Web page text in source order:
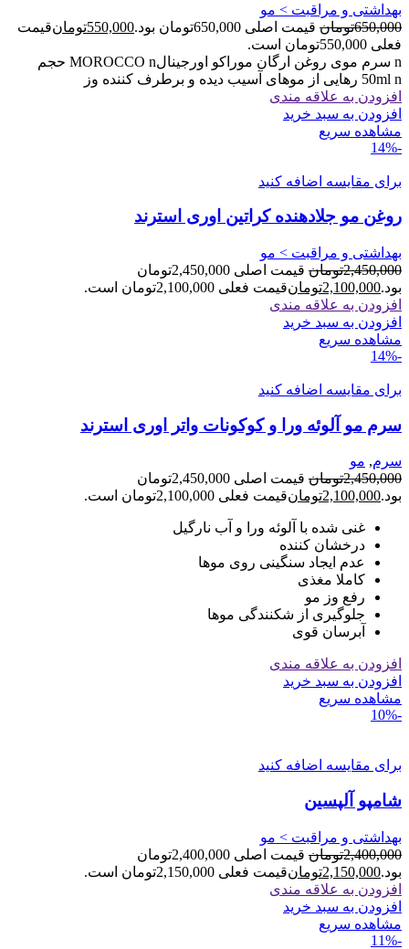
بهداشتی و مراقبت > مو
650,000تومان قیمت اصلی 650,000تومان بود. 550,000تومانقیمت
فعلی 550,000تومان است.
n سرم موی روغن ارگان موراکو اورجینالMOROCCO n حجم
50ml n رهایی از موهای آسیب دیده و برطرف کننده وز
افزودن به علاقه مندی
افزودن به سبد خرید
مشاهده سریع
-14%
برای مقایسه اضافه کنید
روغن مو جلادهنده کراتین اوری استرند
بهداشتی و مراقبت > مو
2,450,000تومان
قیمت اصلی 2,450,000تومان
بود.2,100,000تومانقیمت فعلی 2,100,000تومان است.
افزودن به علاقه مندی
افزودن به سبد خرید
مشاهده سریع
-14%
برای مقایسه اضافه کنید
سرم مو آلوئه ورا و کوکونات واتر اوری استرند
سرم, مو
2,450,000تومان
قیمت اصلی 2,450,000تومان
بود.2,100,000تومانقیمت فعلی 2,100,000تومان است.
غنی شده با آلوئه ورا و آب نارگیل
درخشان کننده
عدم ایجاد سنگینی روی موها
کاملا مغذی
رفع وز مو
جلوگیری از شکنندگی موها
آبرسان قوی
افزودن به علاقه مندی
افزودن به سبد خرید
مشاهده سریع
-10%
برای مقایسه اضافه کنید
شامپو آلپسین
بهداشتی و مراقبت > مو
2,400,000تومان
قیمت اصلی 2,400,000تومان
بود.2,150,000تومانقیمت فعلی 2,150,000تومان است.
افزودن به علاقه مندی
افزودن به سبد خرید
مشاهده سریع
-11%